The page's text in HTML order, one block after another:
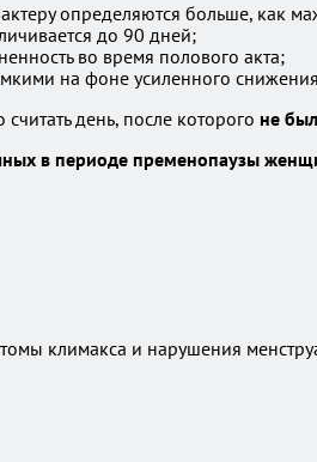
определяются больше, как
до 90 дней;
во время полового акта;
на фоне усиленного
день, после которого не
в периоде пременопаузы
климакса и нарушения